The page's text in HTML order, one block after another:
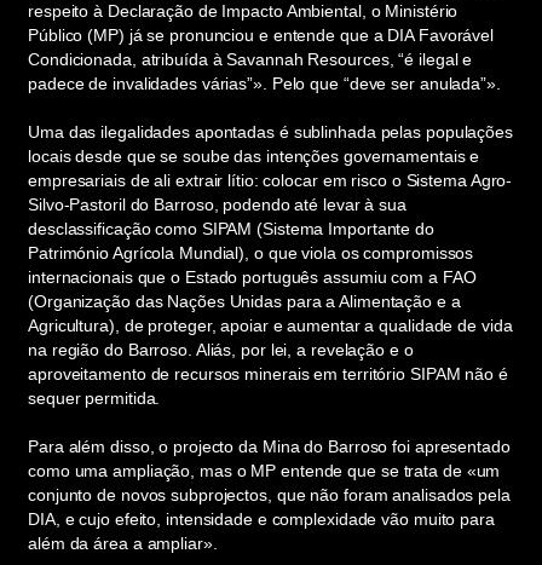
respeito à Declaração de Impacto Ambiental, o Ministério
Público (MP) já se pronunciou e entende que a DIA Favorável
Condicionada, atribuída à Savannah Resources, “é ilegal e
padece de invalidades várias”». Pelo que “deve ser anulada”».
Uma das ilegalidades apontadas é sublinhada pelas populações
locais desde que se soube das intenções governamentais e
empresariais de ali extrair lítio: colocar em risco o Sistema Agro-
Silvo-Pastoril do Barroso, podendo até levar à sua
desclassificação como SIPAM (Sistema Importante do
Património Agrícola Mundial), o que viola os compromissos
internacionais que o Estado português assumiu com a FAO
(Organização das Nações Unidas para a Alimentação e a
Agricultura), de proteger, apoiar e aumentar a qualidade de vida
na região do Barroso. Aliás, por lei, a revelação e o
aproveitamento de recursos minerais em território SIPAM não é
sequer permitida.
Para além disso, o projecto da Mina do Barroso foi apresentado
como uma ampliação, mas o MP entende que se trata de «um
conjunto de novos subprojectos, que não foram analisados pela
DIA, e cujo efeito, intensidade e complexidade vão muito para
além da área a ampliar».